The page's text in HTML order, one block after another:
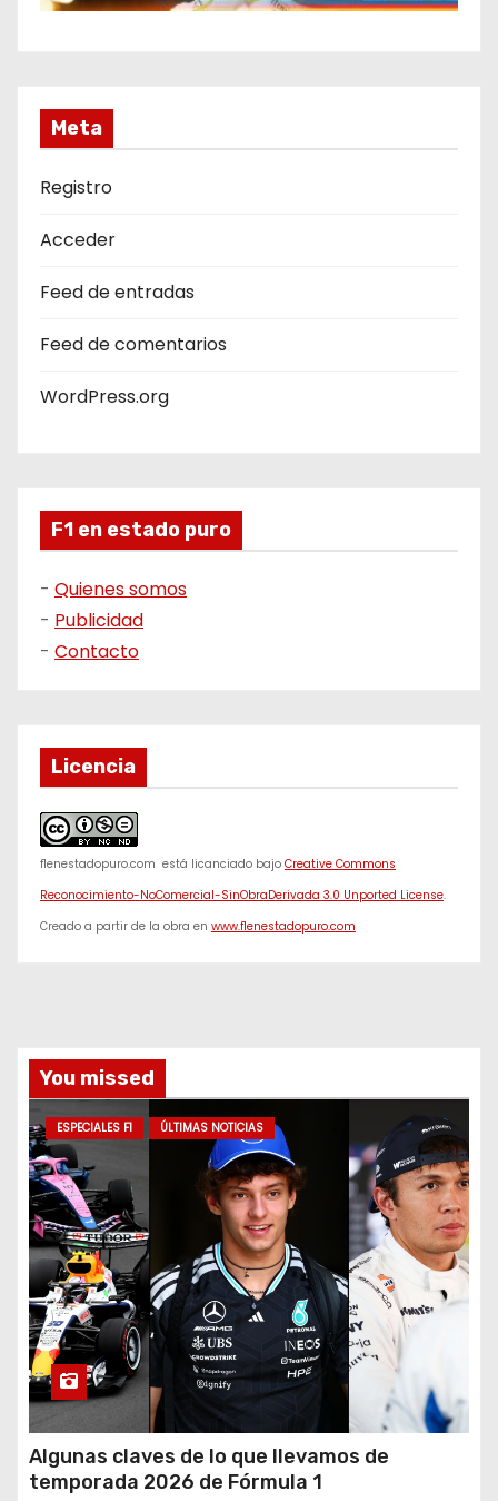
Meta
Registro
Acceder
Feed de entradas
Feed de comentarios
WordPress.org
F1 en estado puro
- Quienes somos
- Publicidad
- Contacto
Licencia
f1enestadopuro.com está licanciado bajo Creative Commons
Reconocimiento-NoComercial-SinObraDerivada 3.0 Unported License.
Creado a partir de la obra en www.f1enestadopuro.com
You missed
ESPECIALES F1 ÚLTIMAS NOTICIAS
Algunas claves de lo que llevamos de
temporada 2026 de Fórmula 1